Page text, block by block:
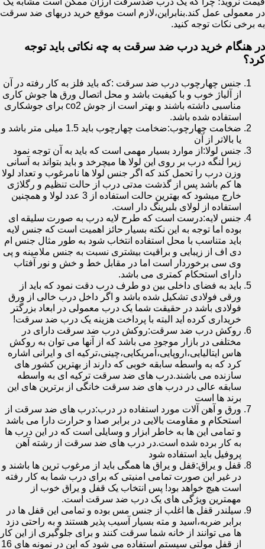
در معمولی عمل کند.بنابراین،لازم است موقع خرید دربهای ضد سرقت
به برخی نکات توجه کنید.
در هنگام خرید درب ضد سرقت به چه نکاتی باید توجه
کرد؟
جنس چهارچوب درب ضد سرقت :که باید فلز به کار رفته در آن
از آلیاژ خوب و با کیفیت باشد و محل اتصال ورق ها جوش کاری
مناسبی داشته باشند و بهتر است از جوش co2 برای جوشکاری
استفاده شده باشد.
ضخامت چهارچوب:ضخامت چهارچوب باید 1.5 میلی متر باشد و
یا بالاتر از آن
جنس لولا:از موارد بسیار مهمی است که باید به آن توجه نمود
زیرا لنگه درب بر روی این لولا ها میچرخد و باید بتواند به آسانی
وزن درب را تحمل کند که اگر جنس لولا ها نامرغوب و تعداد لولا
ها کم باشد پس از گذشت مدتی درب از حالت تنظیم و رگلاژی
خارج میشود که بهترین حالت استفاده از 3 عدد لولا و همچنین
استفاده از لولای بلبرینگ دار است.
جنس لایه:درست است که طرح لایه درب به صورت سلیقه ای
بوده اما توجه به این نکته بسیار حائز اهمیت است که جنس لایه
باید متناسب با محل استفاده انتخاب شود به طور مثال جنس ام
دی اف از زیبایی و براقیت بیشتری نسبت به جنس ملامینه و پی
وی سی برخوردار است اما در مقابل خط و خش و نور آفتاب
دارای استحکام کمتری می باشد.
باید به فضای داخلی بین دو طرف درب دقت نمود که باید از
ورقی فولادی تشکیل شده باشد و اگر داخل درب خالی از ورق
فولادی باشد در حقیقت شما یک درب معمولی در ابعاد بزرگتر
خریداری کرده اید البته با پرداخت هزینه یک درب ضد سرقت!
روکش درب ضد سرقت:روکش درب ضد سرقت دارای در
مختلفی در بازار موجود می باشد که از آنها می توان به روکش
هاس ایتالیایی،اروپایی،آمریکایی،چینی،ترکیه ای و ایرانی اشاره
کرد که به واسطه سابقه خوبی که دارند از بهترین کشور های
سازنده می باشند.درب های ضد سرقت ترکیه ای به واسطه
سابقه عالی در درب های ضد سرقت خانگی از برترین های این
برند ها است
ورق و آهن آلات مورد استفاده در درب:درب های ضد سرقت از
استحکام و مقاومت بالایی در برابر صدا و حرارت دارا می باشد
و تمامی این ها به خاطر ابزار و وسایلی است که در این درب ها
به کار برده شده است.در درب های ضد سرقت از رشته آهن
پروفیل باید استفاده شود
قفل و یراق:قفل و یراق ها همگی باید از مرغوب ترین ها باشند و
در غیر این صورت تمامی امنیتی که برای درب شما به کار رفته
است هیچ خواهد بود! پس انتخاب یک قفل و یراق خوب از
مهمترین ویژگی های یک درب ضد سرقت است.
سیلندر قفل ها اغلب از جنس مس بوده و تمامی این قفل ها در
برابر ضربه،اسید و مته بسیار آسیب پذیر هستند و به راحتی دزد
ها می توانند از خانه شما سرقت کنند و برای جلوگیری از این کار
از قفل مولتی سیستم استفاده می شود که این در نمونه های 16